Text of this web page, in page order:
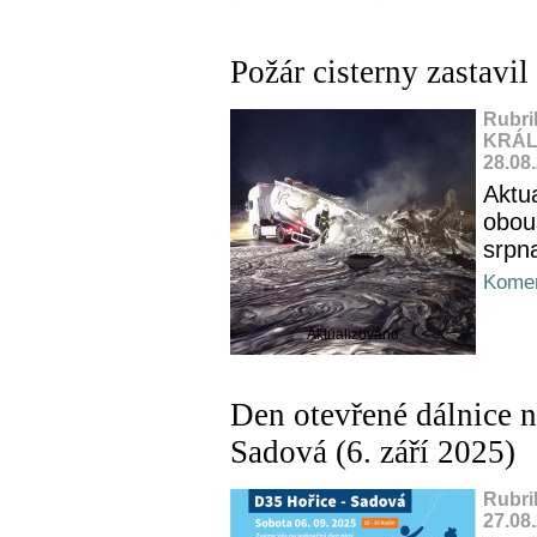
Požár cisterny
Aktualizováno
Den otevřené dálnice
Sadová (6. září 2025)